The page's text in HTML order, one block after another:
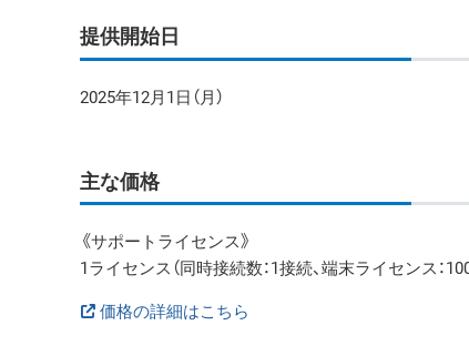
提供開始日
2025年12月1日（月）
主な価格
《サポートライセンス》
1ライセンス（同時接続数：1接続、端末ライセンス：100
価格の詳細はこちら